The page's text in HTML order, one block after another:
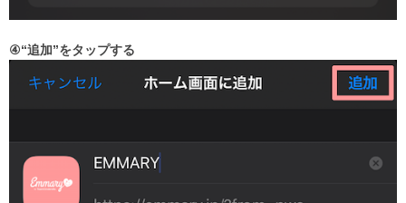
④“追加”をタップする